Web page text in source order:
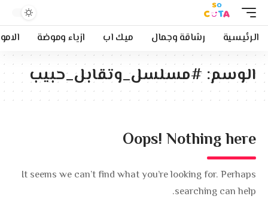
الرئيسية رشاقة وجمال ميك اب ازياء وموضة
الوسم: #مسلسل_وتقابل_حبيب
Oops! Nothing here
It seems we can’t find what you’re looking for. Perhaps
searching can help.